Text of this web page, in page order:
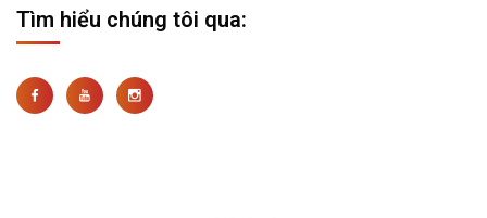
Tìm hiểu chúng tôi qua: